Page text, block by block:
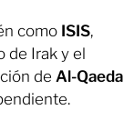
como ISIS,
de Irak y el
de Al-Qaeda